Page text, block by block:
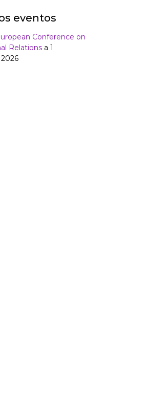
eventos
Conference on
Relations a 1